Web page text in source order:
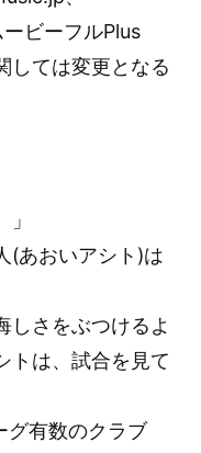
ビーフルPlus
しては変更となる
(あおいアシト)は
しさをぶつけるよ
トは、試合を見て
有数のクラブ